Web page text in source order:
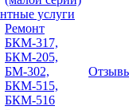
услуги
Ремонт
БКМ-317,
БКМ-205,
БМ-302,
БКМ-515,
БКМ-516